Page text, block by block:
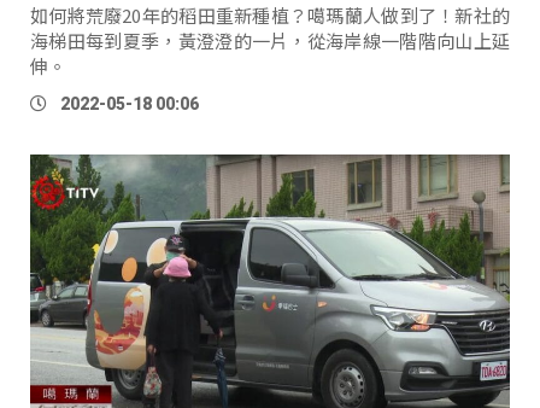
如何將荒廢20年的稻田重新種植？噶瑪蘭人做到了！新社的
海梯田每到夏季，黃澄澄的一片，從海岸線一階階向山上延
伸。
2022-05-18 00:06